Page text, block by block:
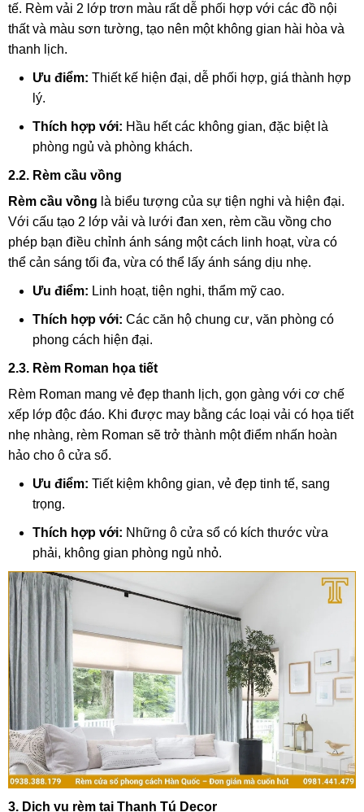
tế. Rèm vải 2 lớp trơn màu rất dễ phối hợp với các đồ nội
thất và màu sơn tường, tạo nên một không gian hài hòa và
thanh lịch.
Ưu điểm: Thiết kế hiện đại, dễ phối hợp, giá thành hợp
lý.
Thích hợp với: Hầu hết các không gian, đặc biệt là
phòng ngủ và phòng khách.
2.2. Rèm cầu vồng
Rèm cầu vồng là biểu tượng của sự tiện nghi và hiện đại.
Với cấu tạo 2 lớp vải và lưới đan xen, rèm cầu vồng cho
phép bạn điều chỉnh ánh sáng một cách linh hoạt, vừa có
thể cản sáng tối đa, vừa có thể lấy ánh sáng dịu nhẹ.
Ưu điểm: Linh hoạt, tiện nghi, thẩm mỹ cao.
Thích hợp với: Các căn hộ chung cư, văn phòng có
phong cách hiện đại.
2.3. Rèm Roman họa tiết
Rèm Roman mang vẻ đẹp thanh lịch, gọn gàng với cơ chế
xếp lớp độc đáo. Khi được may bằng các loại vải có họa tiết
nhẹ nhàng, rèm Roman sẽ trở thành một điểm nhấn hoàn
hảo cho ô cửa sổ.
Ưu điểm: Tiết kiệm không gian, vẻ đẹp tinh tế, sang
trọng.
Thích hợp với: Những ô cửa sổ có kích thước vừa
phải, không gian phòng ngủ nhỏ.
3. Dịch vụ rèm tại Thanh Tú Decor